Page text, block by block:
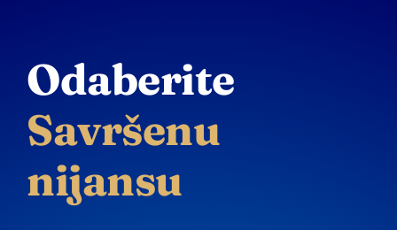
Odaberite
Savršenu
nijansu